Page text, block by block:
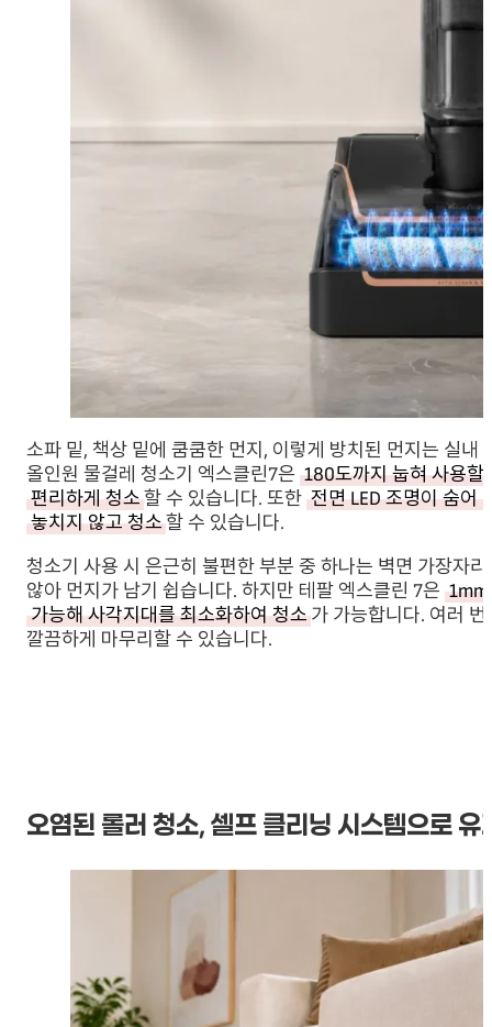
소파 밑, 책상 밑에 쿰쿰한 먼지, 이렇게 방치된 먼지는 실
올인원 물걸레 청소기 엑스클린7은 180도까지 눕혀 사용할
편리하게 청소할 수 있습니다. 또한전면 LED 조명이 숨어
놓치지 않고 청소할 수 있습니다.
청소기 사용 시 은근히 불편한 부분 중 하나는 벽면 가장자
않아 먼지가 남기 쉽습니다. 하지만 테팔 엑스클린 7은 1mm
가능해 사각지대를 최소화하여 청소 가 가능합니다. 여러
깔끔하게 마무리할 수 있습니다.
오염된 롤러 청소, 셀프 클리닝 시스템으로 유